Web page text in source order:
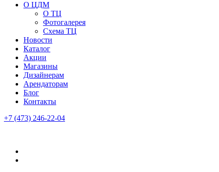
О ЦДМ
О ТЦ
Фотогалерея
Схема ТЦ
Новости
Каталог
Акции
Магазины
Дизайнерам
Арендаторам
Блог
Контакты
+7 (473) 246-22-04